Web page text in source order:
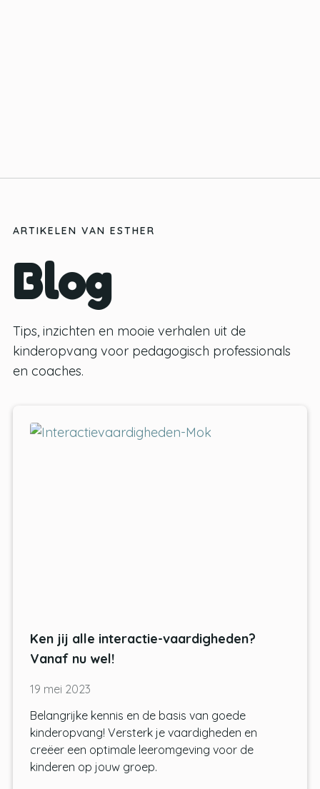
ARTIKELEN VAN ESTHER
Blog
Tips, inzichten en mooie verhalen uit de
kinderopvang voor pedagogisch professionals
en coaches.
Ken jij alle interactie-vaardigheden?
Vanaf nu wel!
19 mei 2023
Belangrijke kennis en de basis van goede
kinderopvang! Versterk je vaardigheden en
creëer een optimale leeromgeving voor de
kinderen op jouw groep.